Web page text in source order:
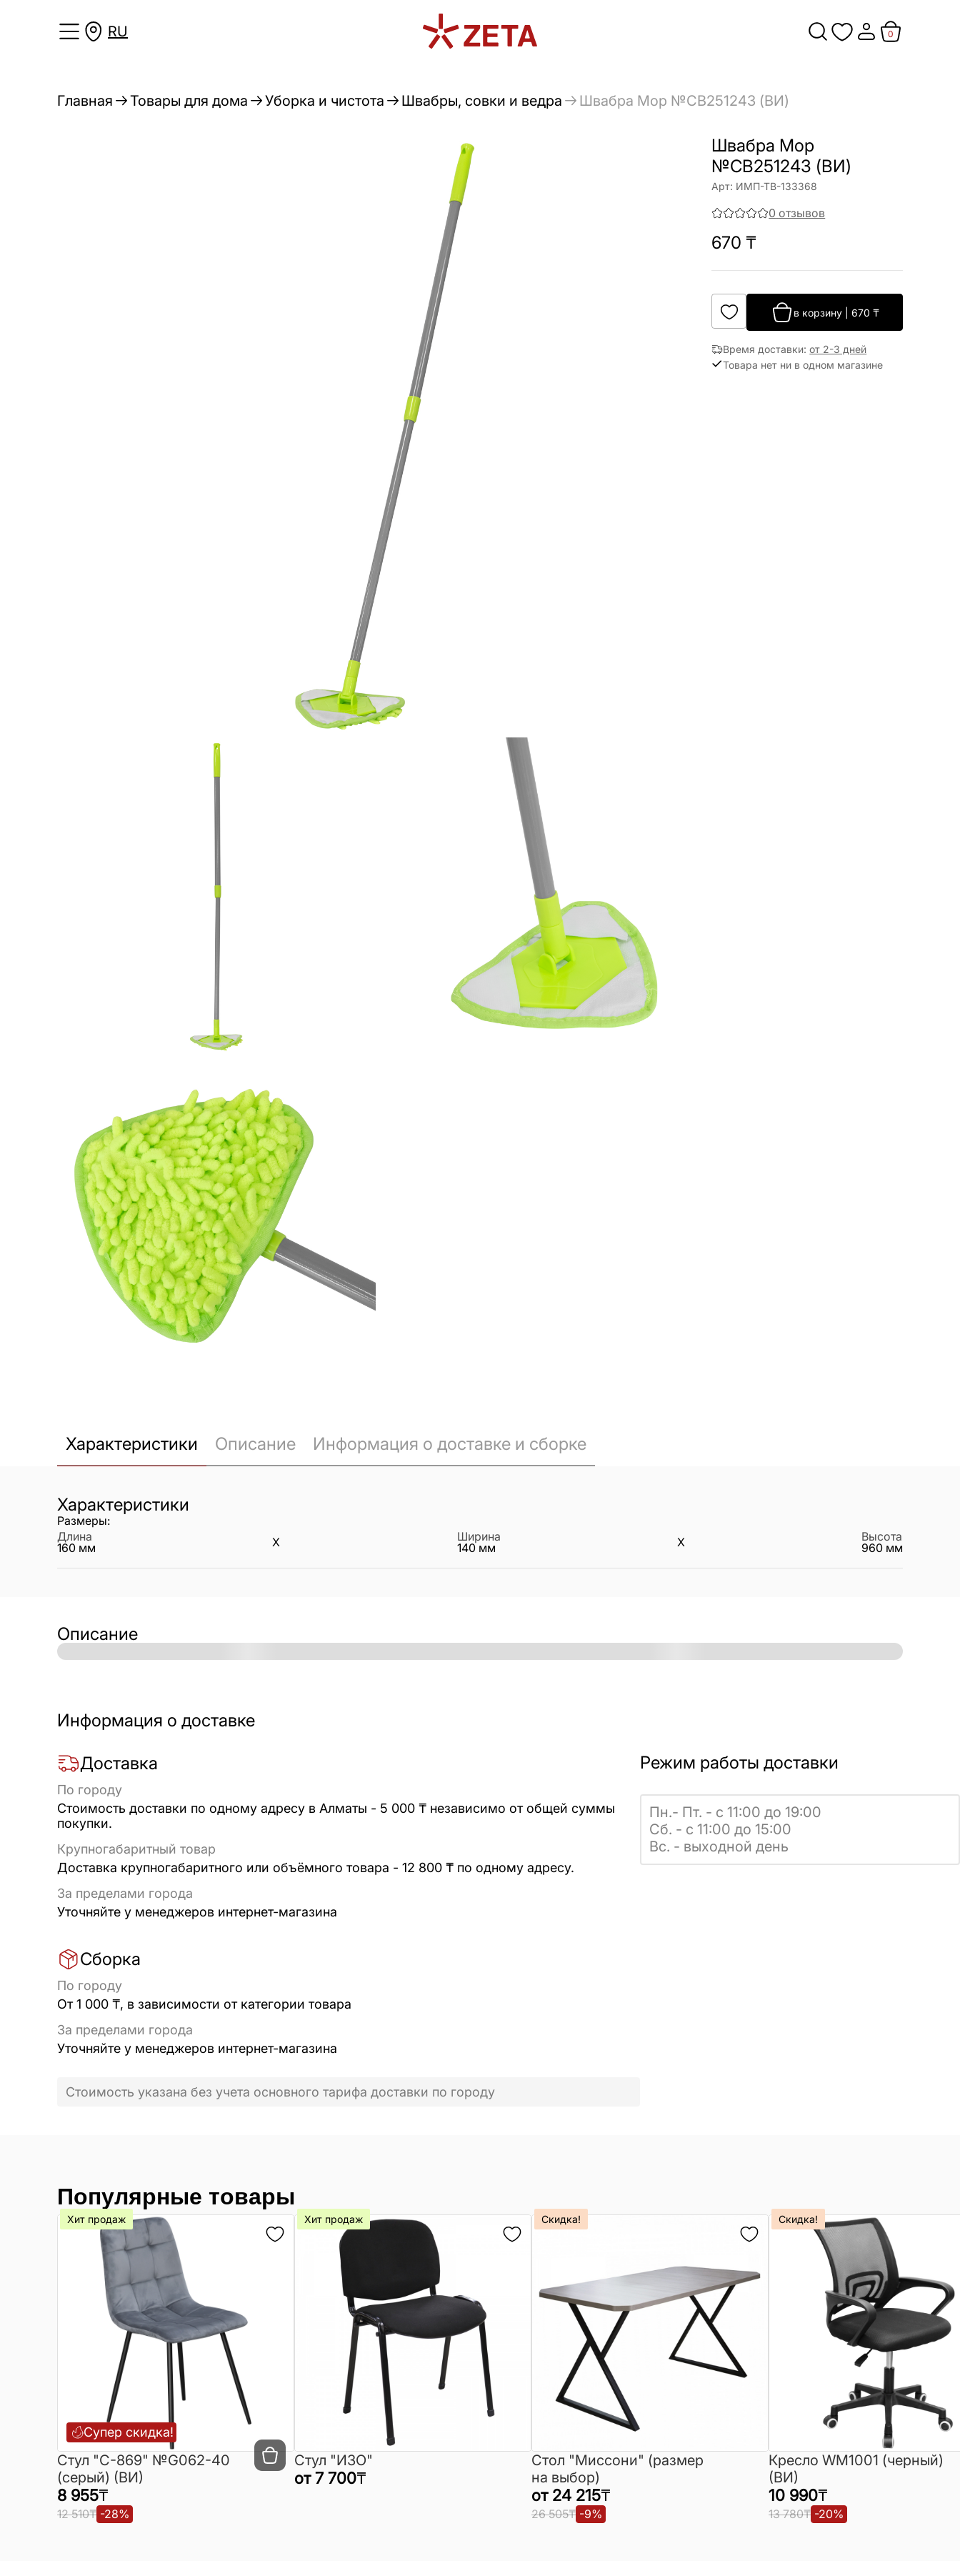
RU 0
Главная Товары для дома Уборка и чистота Швабры, совки и ведра Швабра Mop №CB251243 (ВИ)
Швабра Mop
№CB251243 (ВИ)
Арт: ИМП-ТВ-133368
0 отзывов
670 ₸
в корзину| 670 ₸
Время доставки:от 2-3 дней
Товара нет ни в одном магазине
Характеристики Описание Информация о доставке и сборке
Характеристики
Размеры:
Длина
160 мм X
Ширина
140 мм X
Высота
960 мм
Описание
Информация о доставке
Доставка
По городу
Стоимость доставки по одному адресу в Алматы - 5 000 ₸ независимо от общей суммы
покупки.
Крупногабаритный товар
Доставка крупногабаритного или объёмного товара - 12 800 ₸ по одному адресу.
За пределами города
Уточняйте у менеджеров интернет-магазина
Сборка
По городу
От 1 000 ₸, в зависимости от категории товара
За пределами города
Уточняйте у менеджеров интернет-магазина
Стоимость указана без учета основного тарифа доставки по городу
Режим работы доставки
Пн.- Пт. - с 11:00 до 19:00
Сб. - с 11:00 до 15:00
Вс. - выходной день
Популярные товары
Супер скидка!
Хит продаж
Cтул "C-869" №G062-40
(серый) (ВИ)
8 955₸
12 510₸ -28%
Хит продаж
Стул "ИЗО"
от 7 700₸
Скидка!
Стол "Миссони" (размер
на выбор)
от 24 215₸
26 505₸ -9%
Скидка!
Кресло WM1001 (черный)
(ВИ)
10 990₸
13 780₸ -20%